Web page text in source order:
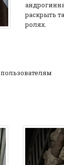
раскрыть
ролях.
пользователям